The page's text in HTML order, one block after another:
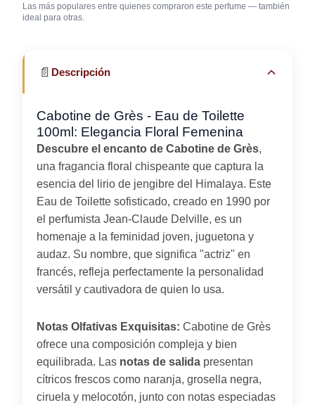
Las más populares entre quienes compraron este perfume — también
ideal para otras.
Fragancia de firma
Salida casual de
📄 Descripción
Cabotine de Grès - Eau de Toilette
100ml: Elegancia Floral Femenina
Descubre el encanto de Cabotine de Grès,
una fragancia floral chispeante que captura la
esencia del lirio de jengibre del Himalaya. Este
Eau de Toilette sofisticado, creado en 1990 por
el perfumista Jean-Claude Delville, es un
homenaje a la feminidad joven, juguetona y
audaz. Su nombre, que significa "actriz" en
francés, refleja perfectamente la personalidad
versátil y cautivadora de quien lo usa.
Notas Olfativas Exquisitas: Cabotine de Grès
ofrece una composición compleja y bien
equilibrada. Las notas de salida presentan
cítricos frescos como naranja, grosella negra,
ciruela y melocotón, junto con notas especiadas